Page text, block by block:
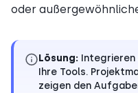
oder
Lösung: Integrieren
Ihre Tools.
zeigen den